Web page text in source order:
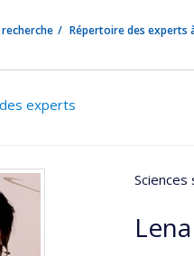
Répertoire des experts
experts
Sciences